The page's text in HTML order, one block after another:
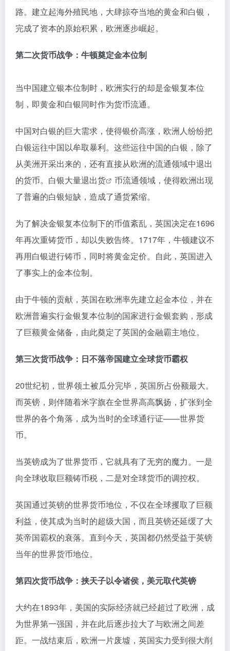
路。建立起海外殖民地，大肆掠夺当地的黄金和白银，
完成了资本的原始积累，欧洲逐步崛起。
第二次货币战争：牛顿奠定金本位制
当中国建立银本位制时，欧洲实行的却是金银复本位
制，即黄金和白银同时作为货币流通。
中国对白银的巨大需求，使得银价高涨，欧洲人纷纷把
白银运往中国以牟取暴利。这些运往中国的白银，除了
从美洲开采出来的，还有直接从欧洲的流通领域中退出
的货币。白银大量退出货
币流通领域，使得欧洲出现
了普遍的白银短缺，造成了通货紧缩。
为了解决金银复本位制下的币值紊乱，英国决定在1696
年再次重铸货币，却以失败告终。1717年，牛顿建议不
再用白银进行铸币，同时将黄金定价。自此，英国进入
了事实上的金本位制。
由于牛顿的贡献，英国在欧洲率先建立起金本位，并在
欧洲普遍实行金银复本位制的国家进行金银套购，形成
了巨额黄金储备，由此奠定了英国的金融霸主地位。
第三次货币战争：日不落帝国建立全球货币霸权
20世纪初，世界领土被瓜分完毕，英国所占份额最大。
而英镑，则伴随着米字旗在全世界高高飘扬，扩张到全
世界的各个角落，成为当时的全球通行证——世界货
币。
当英镑成为了世界货币，它就具有了无穷的魔力。一是
向全球收取巨额铸币税，二是对全球货币的调控权。
英国通过英镑的世界货币地位，不仅在全球攫取了巨额
利益，使其成为当时的超级大国，而且英镑还延缓了大
英帝国霸权的衰落。直到今天，英国都仍然受益于英镑
当年的世界货币地位。
第四次货币战争：挟天子以令诸侯，美元取代英镑
大约在1893年，美国的实际经济就已经超过了欧洲，成
为世界第一强国，并在此后逐步拉大了与欧洲之间差
距。一战结束后，欧洲一片废墟，英国实力受到很大削